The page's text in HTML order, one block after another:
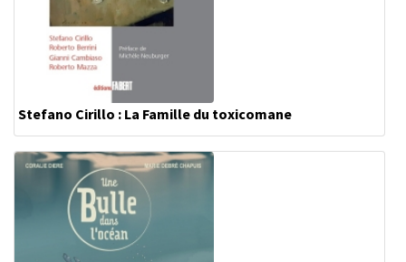
Stefano Cirillo : La Famille du toxicomane